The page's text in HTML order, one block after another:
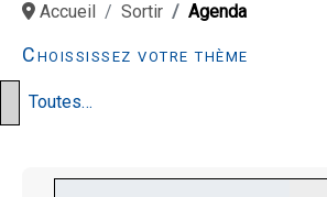
Accueil Sortir Agenda
Choississez votre thème
Toutes…